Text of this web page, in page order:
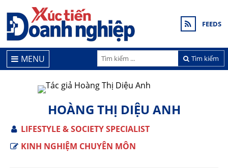
FEEDS
Tìm kiếm
MENU
HOÀNG THỊ DIỆU ANH
LIFESTYLE & SOCIETY SPECIALIST
KINH NGHIỆM CHUYÊN MÔN